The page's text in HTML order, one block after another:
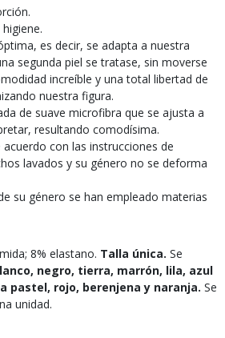
es decir, se adapta a nuestra
segunda piel se tratase, sin moverse
increíble y una total libertad de
nuestra figura.
de suave microfibra que se ajusta a
resultando comodísima.
acuerdo con las instrucciones de
lavados y su género no se deforma
su género se han empleado materias
8% elastano. Talla única. Se
negro, tierra, marrón, lila, azul
pastel, rojo, berenjena y naranja. Se
unidad.